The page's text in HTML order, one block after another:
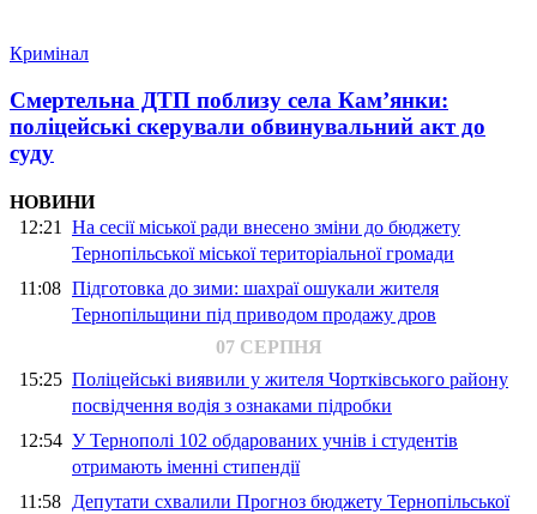
Кримінал
Смертельна ДТП поблизу села Кам’янки:
поліцейські скерували обвинувальний акт до
суду
НОВИНИ
12:21 На сесії міської ради внесено зміни до бюджету
Тернопільської міської територіальної громади
11:08 Підготовка до зими: шахраї ошукали жителя
Тернопільщини під приводом продажу дров
07 СЕРПНЯ
15:25 Поліцейські виявили у жителя Чортківського району
посвідчення водія з ознаками підробки
12:54 У Тернополі 102 обдарованих учнів і студентів
отримають іменні стипендії
11:58 Депутати схвалили Прогноз бюджету Тернопільської